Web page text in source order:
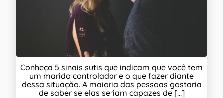
Conheça 5 sinais sutis que indicam que você tem
um marido controlador e o que fazer diante
dessa situação. A maioria das pessoas gostaria
de saber se elas seriam capazes de [...]